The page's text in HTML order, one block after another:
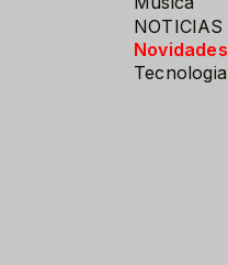
NOTICIAS
Novidades
Tecnologia